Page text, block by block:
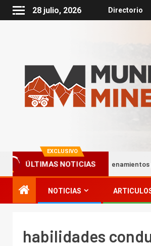
28 julio, 2026 Directorio
EXCLUSIVO
ÚLTIMAS NOTICIAS
Encadenamientos productivos
NOTICIAS
habilidades